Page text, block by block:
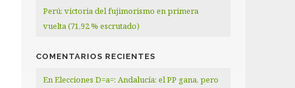
Perú: victoria del fujimorismo en primera
vuelta (71,92 % escrutado)
COMENTARIOS RECIENTES
En Elecciones D=a=: Andalucía: el PP gana, pero